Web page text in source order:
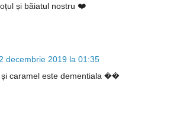
și băiatul nostru ❤️
2 decembrie 2019 la 01:35
și caramel este dementiala ��